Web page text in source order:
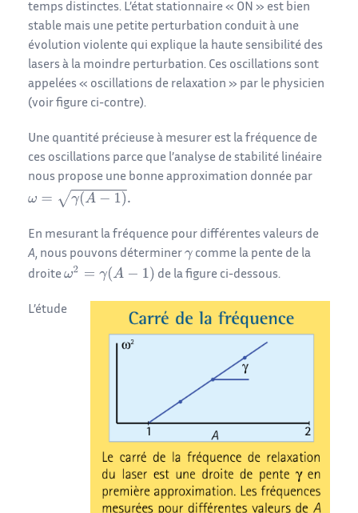
temps distinctes. L’état stationnaire « ON » est bien
stable mais une petite perturbation conduit à une
évolution violente qui explique la haute sensibilité des
lasers à la moindre perturbation. Ces oscillations sont
appelées « oscillations de relaxation » par le physicien
(voir figure ci-contre).
Une quantité précieuse à mesurer est la fréquence de
ces oscillations parce que l’analyse de stabilité linéaire
nous propose une bonne approximation donnée par
En mesurant la fréquence pour différentes valeurs de
A, nous pouvons déterminer comme la pente de la
droite de la figure ci-dessous.
L’étude